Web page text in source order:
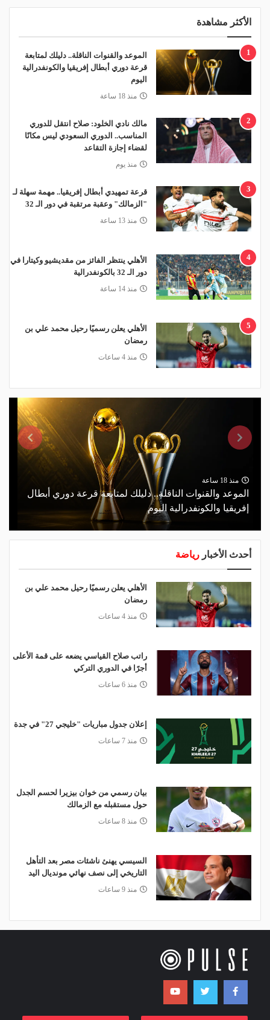
الأكثر مشاهدة
1
الموعد والقنوات الناقلة.. دليلك لمتابعة
قرعة دوري أبطال إفريقيا والكونفدرالية
اليوم
منذ 18 ساعة
2
مالك نادي الخلود: صلاح انتقل للدوري
المناسب.. الدوري السعودي ليس مكانًا
لقضاء إجازة التقاعد
منذ يوم
3
قرعة تمهيدي أبطال إفريقيا.. مهمة سهلة لـ
"الزمالك" وعقبة مرتقبة في دور الـ 32
منذ 13 ساعة
4
الأهلي ينتظر الفائز من مقديشيو وكيتارا في
دور الـ 32 بالكونفدرالية
منذ 14 ساعة
5
الأهلي يعلن رسميًا رحيل محمد علي بن
رمضان
منذ 4 ساعات
منذ 18 ساعة
الموعد والقنوات الناقلة.. دليلك لمتابعة قرعة دوري أبطال
إفريقيا والكونفدرالية اليوم
أحدث الأخبار رياضة
الأهلي يعلن رسميًا رحيل محمد علي بن
رمضان
منذ 4 ساعات
راتب صلاح القياسي يضعه على قمة الأعلى
أجرًا في الدوري التركي
منذ 6 ساعات
إعلان جدول مباريات "خليجي 27" في جدة
منذ 7 ساعات
بيان رسمي من خوان بيزيرا لحسم الجدل
حول مستقبله مع الزمالك
منذ 8 ساعات
السيسي يهنئ ناشئات مصر بعد التأهل
التاريخي إلى نصف نهائي مونديال اليد
منذ 9 ساعات